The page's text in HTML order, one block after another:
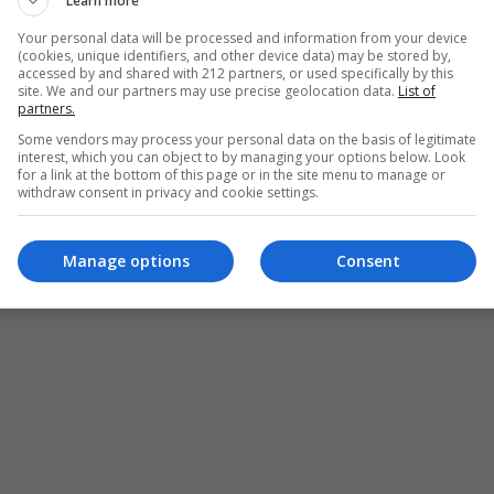
ακόμη, τη Σχολή Κατσέλη, μου δίνανε το ρόλο της
που εγώ δεν καταλάβαινα· κι έλεγα με παράπονο
τώρα τις μάνες, τι θα απομείνει για όταν μεγαλώσω;
παιδί μου. Και να ευχαριστείς το θεό που είσαι
μέχρι τα ογδόντα». Εδώ, στο στιγμιότυπο είναι η
εκείνοι οι μόνοι που έχουν παραμείνει ακόμα ενεργοί
κάτω αριστερά…
Your personal data will be processed and information from your device
(cookies, unique identifiers, and other device data) may be stored by,
accessed by and shared with 212 partners, or used specifically by this
site. We and our partners may use precise geolocation data. List of
partners.
Some vendors may process your personal data on the basis of legitimate
interest, which you can object to by managing your options below. Look
for a link at the bottom of this page or in the site menu to manage or
withdraw consent in privacy and cookie settings.
Consent
Manage options